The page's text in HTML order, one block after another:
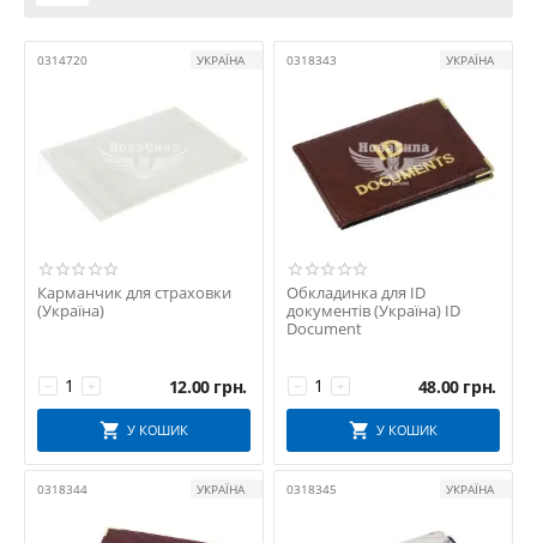
0314720 УКРАЇНА
Карманчик для страховки
(Україна)
+
− 12.00 грн.
У КОШИК
0318343 УКРАЇНА
Обкладинка для ID
документів (Україна) ID
Document
+
− 48.00 грн.
У КОШИК
0318344 УКРАЇНА 0318345 УКРАЇНА